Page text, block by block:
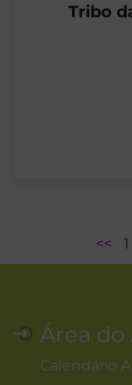
Tribo
<< 1
Área do
Calendário